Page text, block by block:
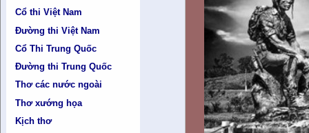
Cổ thi Việt Nam
Đường thi Việt Nam
Cổ Thi Trung Quốc
Đường thi Trung Quốc
Thơ các nước ngoài
Thơ xướng họa
Kịch thơ